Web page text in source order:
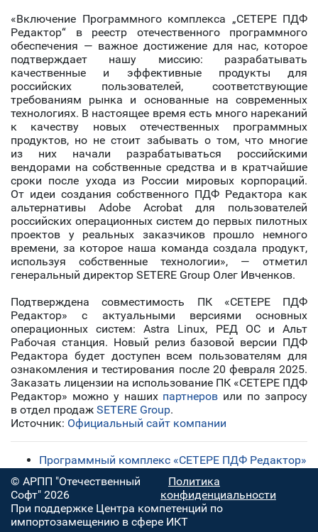
«Включение Программного комплекса „СЕТЕРЕ ПДФ
Редактор“ в реестр отечественного программного
обеспечения — важное достижение для нас, которое
подтверждает нашу миссию: разрабатывать
качественные и эффективные продукты для
российских пользователей, соответствующие
требованиям рынка и основанные на современных
технологиях. В настоящее время есть много нареканий
к качеству новых отечественных программных
продуктов, но не стоит забывать о том, что многие
из них начали разрабатываться российскими
вендорами на собственные средства и в кратчайшие
сроки после ухода из России мировых корпораций.
От идеи создания собственного ПДФ Редактора как
альтернативы Adobe Acrobat для пользователей
российских операционных систем до первых пилотных
проектов у реальных заказчиков прошло немного
времени, за которое наша команда создала продукт,
используя собственные технологии», — отметил
генеральный директор SETERE Group Олег Ивченков.
Подтверждена совместимость ПК «СЕТЕРЕ ПДФ
Редактор» с актуальными версиями основных
операционных систем: Astra Linux, РЕД ОС и Альт
Рабочая станция. Новый релиз базовой версии ПДФ
Редактора будет доступен всем пользователям для
ознакомления и тестирования после 20 февраля 2025.
Заказать лицензии на использование ПК «СЕТЕРЕ ПДФ
Редактор» можно у наших партнеров или по запросу
в отдел продаж SETERE Group.
Источник: Официальный сайт компании
Программный комплекс «СЕТЕРЕ ПДФ Редактор»
© АРПП "Отечественный
Софт" 2026
Политика
конфиденциальности
При поддержке Центра компетенций по
импортозамещению в сфере ИКТ